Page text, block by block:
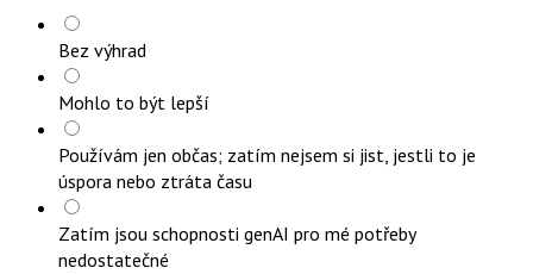
Bez výhrad
Mohlo to být lepší
Používám jen občas; zatím nejsem si jist, jestli to je
úspora nebo ztráta času
Zatím jsou schopnosti genAI pro mé potřeby
nedostatečné